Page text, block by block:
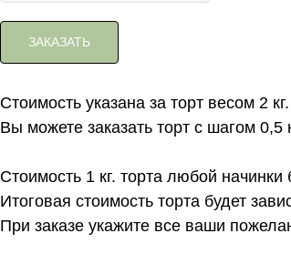
ЗАКАЗАТЬ
Стоимость указана за торт весом 2
Вы можете заказать торт с шагом 0,5
Стоимость 1 кг. торта любой
Итоговая стоимость торта будет
При заказе укажите все ваши